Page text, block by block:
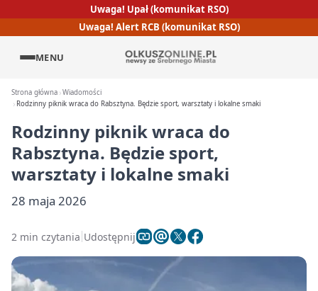
Uwaga! Upał (komunikat RSO)
Uwaga! Alert RCB (komunikat RSO)
MENU
Strona główna Wiadomości
Rodzinny piknik wraca do Rabsztyna. Będzie sport, warsztaty i lokalne smaki
Rodzinny piknik wraca do
Rabsztyna. Będzie sport,
warsztaty i lokalne smaki
28 maja 2026
2 min czytania Udostępnij